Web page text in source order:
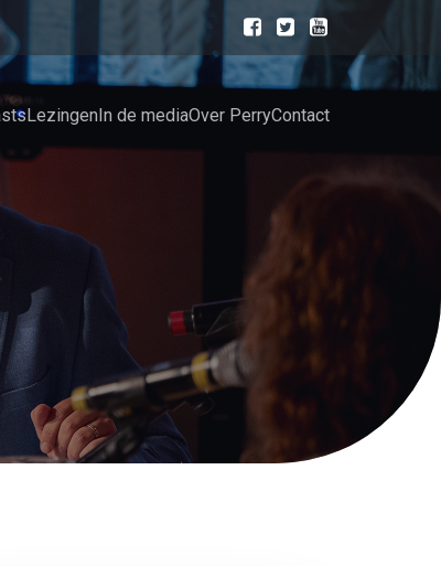
LezingenIn de mediaOver PerryContact